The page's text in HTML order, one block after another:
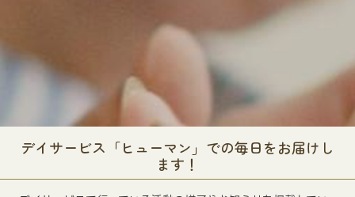
デイサービス「ヒューマン」での毎日をお届けし
ます！